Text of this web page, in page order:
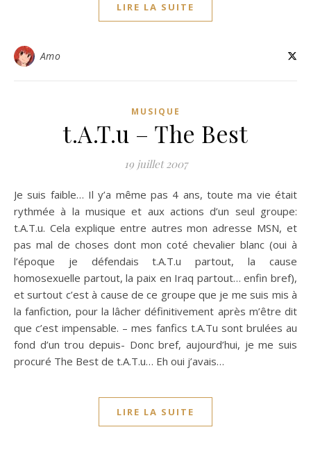
LIRE LA SUITE
Amo
MUSIQUE
t.A.T.u – The Best
19 juillet 2007
Je suis faible… Il y’a même pas 4 ans, toute ma vie était
rythmée à la musique et aux actions d’un seul groupe:
t.A.T.u. Cela explique entre autres mon adresse MSN, et
pas mal de choses dont mon coté chevalier blanc (oui à
l’époque je défendais t.A.T.u partout, la cause
homosexuelle partout, la paix en Iraq partout… enfin bref),
et surtout c’est à cause de ce groupe que je me suis mis à
la fanfiction, pour la lâcher définitivement après m’être dit
que c’est impensable. – mes fanfics t.A.Tu sont brulées au
fond d’un trou depuis- Donc bref, aujourd’hui, je me suis
procuré The Best de t.A.T.u… Eh oui j’avais…
LIRE LA SUITE